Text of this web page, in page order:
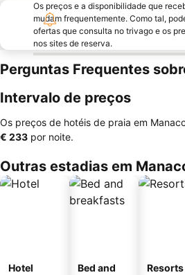
Os preços e a disponibilidade que
mudam frequentemente. Como tal,
ofertas que consulta no trivago e os
nos sites de reserva.
Perguntas Frequentes
Intervalo de preços
Os preços de hotéis de praia em
‎€ 233 por noite.
Outras estadias em
Hotel
Bed and
Resorts